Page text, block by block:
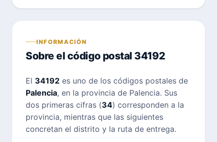
INFORMACIÓN
Sobre el código postal 34192
El 34192 es uno de los códigos postales de
Palencia, en la provincia de Palencia. Sus
dos primeras cifras (34) corresponden a la
provincia, mientras que las siguientes
concretan el distrito y la ruta de entrega.